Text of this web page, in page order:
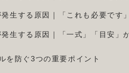
生する原因｜「これも必要です
生する原因｜「一式」「目安」
を防ぐ3つの重要ポイント